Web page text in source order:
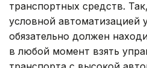
транспортных средств.
условной автоматизацией
обязательно должен
в любой момент взять